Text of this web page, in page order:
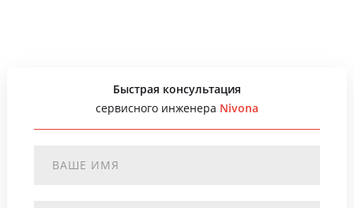
Быстрая консультация
сервисного инженера Nivona